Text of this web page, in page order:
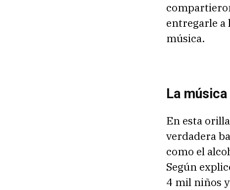
entregarle a
música.
La
En esta
verdadera
como el
Según
4 mil niños